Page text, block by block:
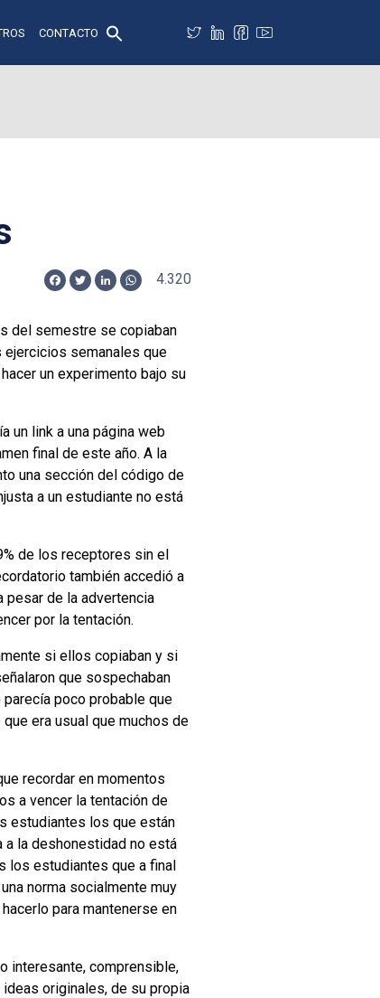
CONTACTO
Facebook
TwitterLinkedInWhatsApp
4.320
del semestre se copiaban
semanales que
un experimento bajo su
un link a una página web
final de este año. A la
una sección del código de
a un estudiante no está
de los receptores sin el
también accedió a
pesar de la advertencia
por la tentación.
si ellos copiaban y si
que sospechaban
poco probable que
era usual que muchos de
recordar en momentos
a vencer la tentación de
estudiantes los que están
a la deshonestidad no está
los estudiantes que a final
norma socialmente muy
para mantenerse en
interesante, comprensible,
originales, de su propia